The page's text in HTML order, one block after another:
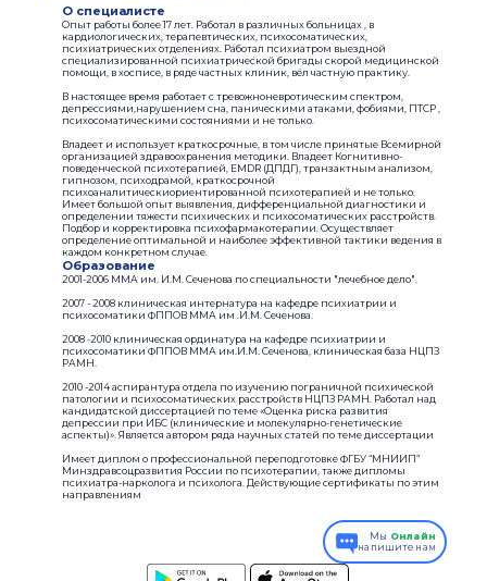
О специалисте
Опыт работы более 17 лет. Работал в различных больницах , в
кардиологических, терапевтических, психосоматических,
психиатрических отделениях. Работал психиатром выездной
специализированной психиатрической бригады скорой медицинской
помощи, в хосписе, в ряде частных клиник, вёл частную практику.
В настоящее время работает с тревожноневротическим спектром,
депрессиями,нарушением сна, паническими атаками, фобиями, ПТСР ,
психосоматическими состояниями и не только.
Владеет и использует краткосрочные, в том числе принятые Всемирной
организацией здравоохранения методики. Владеет Когнитивно-
поведенческой психотерапией, EMDR (ДПДГ), транзактным анализом,
гипнозом, психодрамой, краткосрочной
психоаналитическиориентированной психотерапией и не только.
Имеет большой опыт выявления, дифференциальной диагностики и
определении тяжести психических и психосоматических расстройств.
Подбор и корректировка психофармакотерапии. Осуществляет
определение оптимальной и наиболее эффективной тактики ведения в
каждом конкретном случае.
Образование
2001-2006 ММА им. И.М. Сеченова по специальности "лечебное дело".
2007 - 2008 клиническая интернатура на кафедре психиатрии и
психосоматики ФППОВ ММА им .И.М. Сеченова.
2008 -2010 клиническая ординатура на кафедре психиатрии и
психосоматики ФППОВ ММА им.И.М. Сеченова, клиническая база НЦПЗ
РАМН.
2010 -2014 аспирантура отдела по изучению пограничной психической
патологии и психосоматических расстройств НЦПЗ РАМН. Работал над
кандидатской диссертацией по теме «Оценка риска развития
депрессии при ИБС (клинические и молекулярно-генетические
аспекты)». Является автором ряда научных статей по теме диссертации
Имеет диплом о профессиональной переподготовке ФГБУ “МНИИП”
Минздравсоцразвития России по психотерапии, также дипломы
психиатра-нарколога и психолога. Действующие сертификаты по этим
направлениям
Мы Онлайн
напишите нам